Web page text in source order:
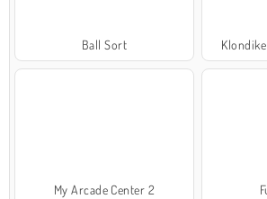
Ball Sort
My Arcade Center 2